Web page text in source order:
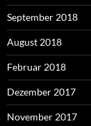
September 2018
August 2018
Februar 2018
Dezember 2017
November 2017